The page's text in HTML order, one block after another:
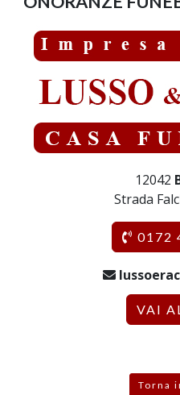
12042
Strada
0172
VAI
Torna